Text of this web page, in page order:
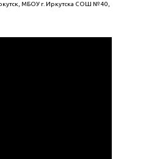
МБОУ г. Иркутска СОШ № 40,